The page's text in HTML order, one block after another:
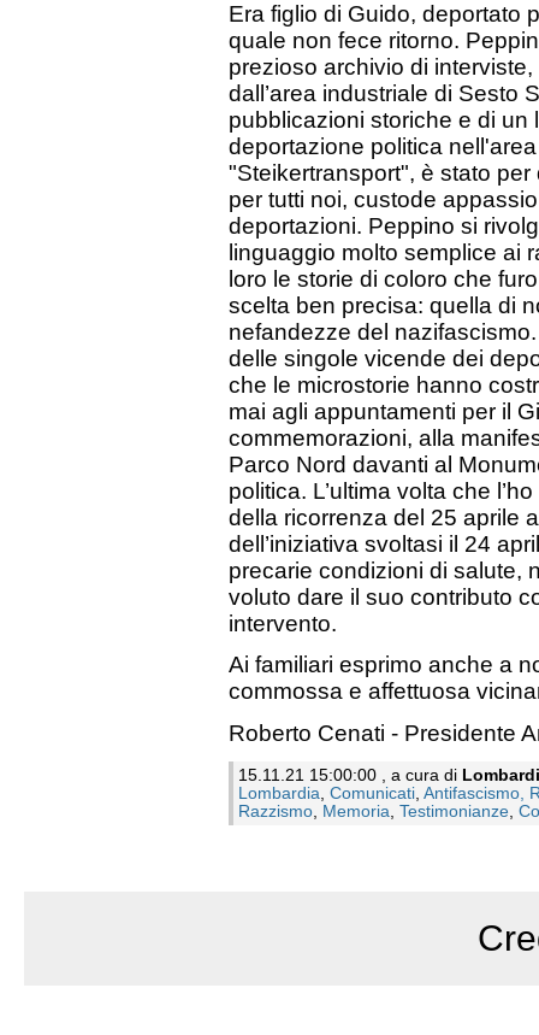
Era figlio di Guido, deportato
quale non fece ritorno.
prezioso archivio di
dall’area industriale di Sesto
pubblicazioni storiche e di un
deportazione politica
"Steikertransport", è stato
per tutti noi, custode
deportazioni. Peppino si
linguaggio molto semplice ai
loro le storie di coloro che
scelta ben precisa: quella di
nefandezze del
delle singole vicende dei
che le microstorie hanno
mai agli appuntamenti per il
commemorazioni, alla
Parco Nord davanti al
politica. L’ultima volta che
della ricorrenza del 25 aprile
dell’iniziativa svoltasi il 24
precarie condizioni di salute,
voluto dare il suo contributo
intervento.
Ai familiari esprimo anche a
commossa e affettuosa
Roberto Cenati - Presidente
15.11.21 15:00:00 , a cura di
Lombardia Comunicati Antifascismo,
Razzismo Memoria Testimonianze